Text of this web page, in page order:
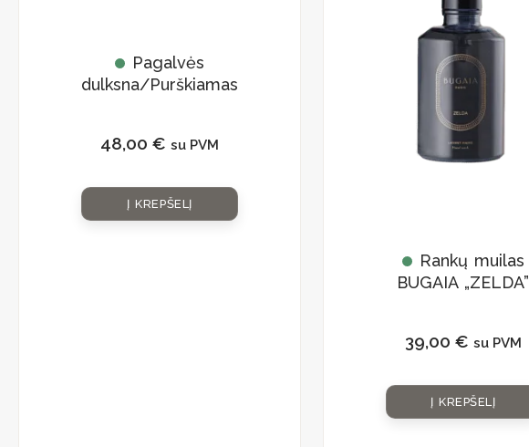
Pagalvės
dulksna/Purškiamas
48,00 € su PVM
Į KREPŠELĮ
Rankų muilas
BUGAIA „ZELDA”
39,00 € su PVM
Į KREPŠELĮ